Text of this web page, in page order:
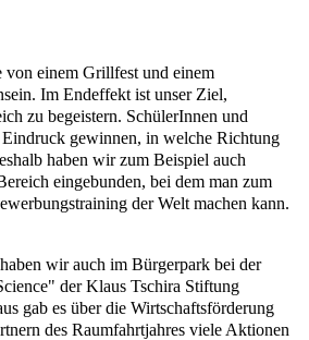
von einem Grillfest und einem
Im Endeffekt ist unser Ziel,
zu begeistern. SchülerInnen und
Eindruck gewinnen, in welche Richtung
haben wir zum Beispiel auch
eingebunden, bei dem man zum
der Welt machen kann.
wir auch im Bürgerpark bei der
der Klaus Tschira Stiftung
gab es über die Wirtschaftsförderung
des Raumfahrtjahres viele Aktionen